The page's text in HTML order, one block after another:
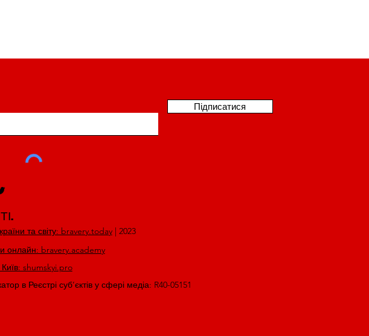
Підписатися
та світу: bravery.today| 2023
онлайн: bravery.academy
shumskyi.pro
в Реєстрі суб’єктів у сфері медіа: R40-05151